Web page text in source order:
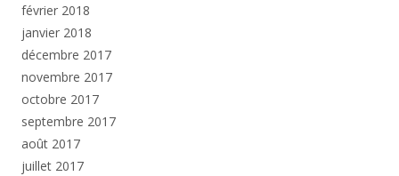
février 2018
janvier 2018
décembre 2017
novembre 2017
octobre 2017
septembre 2017
août 2017
juillet 2017